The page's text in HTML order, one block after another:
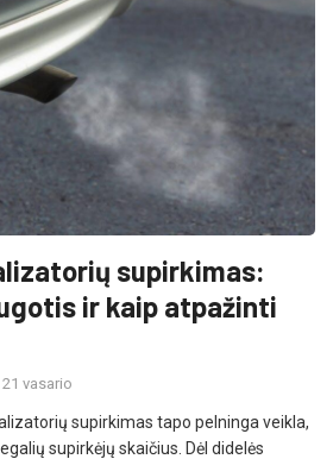
supirkimas:
ir kaip atpažinti
vasario
supirkimas tapo pelninga veikla,
supirkėjų skaičius. Dėl didelės